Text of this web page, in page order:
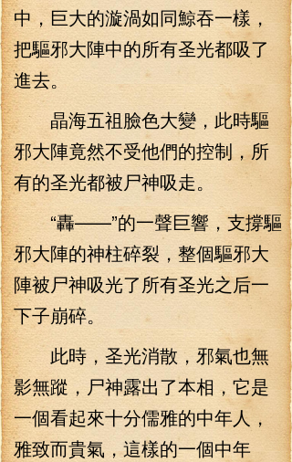
中，巨大的漩渦如同鯨吞一樣，
把驅邪大陣中的所有圣光都吸了
進去。
晶海五祖臉色大變，此時驅
邪大陣竟然不受他們的控制，所
有的圣光都被尸神吸走。
“轟——”的一聲巨響，支撐驅
邪大陣的神柱碎裂，整個驅邪大
陣被尸神吸光了所有圣光之后一
下子崩碎。
此時，圣光消散，邪氣也無
影無蹤，尸神露出了本相，它是
一個看起來十分儒雅的中年人，
雅致而貴氣，這樣的一個中年